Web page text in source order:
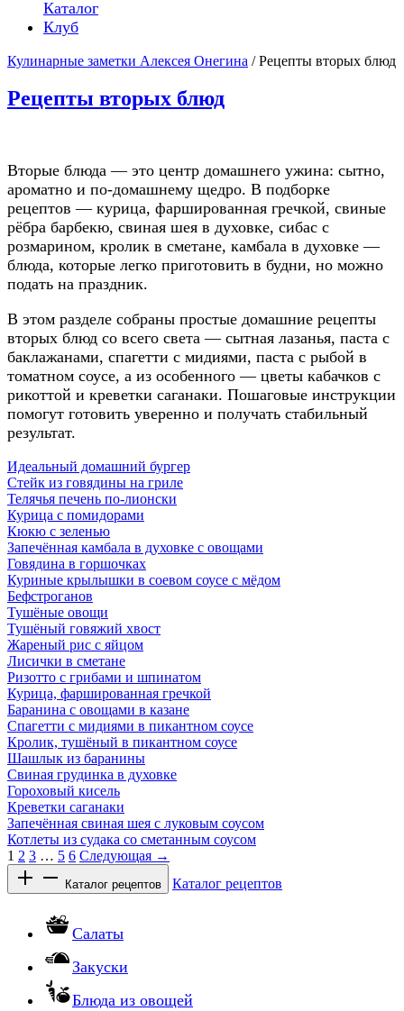
Каталог
Клуб
Кулинарные заметки Алексея Онегина / Рецепты вторых блюд
Рецепты вторых блюд
Вторые блюда — это центр домашнего ужина: сытно,
ароматно и по-домашнему щедро. В подборке
рецептов — курица, фаршированная гречкой, свиные
рёбра барбекю, свиная шея в духовке, сибас с
розмарином, кролик в сметане, камбала в духовке —
блюда, которые легко приготовить в будни, но можно
подать на праздник.
В этом разделе собраны простые домашние рецепты
вторых блюд со всего света — сытная лазанья, паста с
баклажанами, спагетти с мидиями, паста с рыбой в
томатном соусе, а из особенного — цветы кабачков с
рикоттой и креветки саганаки. Пошаговые инструкции
помогут готовить уверенно и получать стабильный
результат.
Идеальный домашний бургер
Стейк из говядины на гриле
Телячья печень по-лионски
Курица с помидорами
Кюкю с зеленью
Запечённая камбала в духовке с овощами
Говядина в горшочках
Куриные крылышки в соевом соусе с мёдом
Бефстроганов
Тушёные овощи
Тушёный говяжий хвост
Жареный рис с яйцом
Лисички в сметане
Ризотто с грибами и шпинатом
Курица, фаршированная гречкой
Баранина с овощами в казане
Спагетти с мидиями в пикантном соусе
Кролик, тушёный в пикантном соусе
Шашлык из баранины
Свиная грудинка в духовке
Гороховый кисель
Креветки саганаки
Запечённая свиная шея с луковым соусом
Котлеты из судака со сметанным соусом
1 2 3 … 5 6 Следующая →
Каталог рецептов Каталог рецептов
Салаты
Закуски
Блюда из овощей